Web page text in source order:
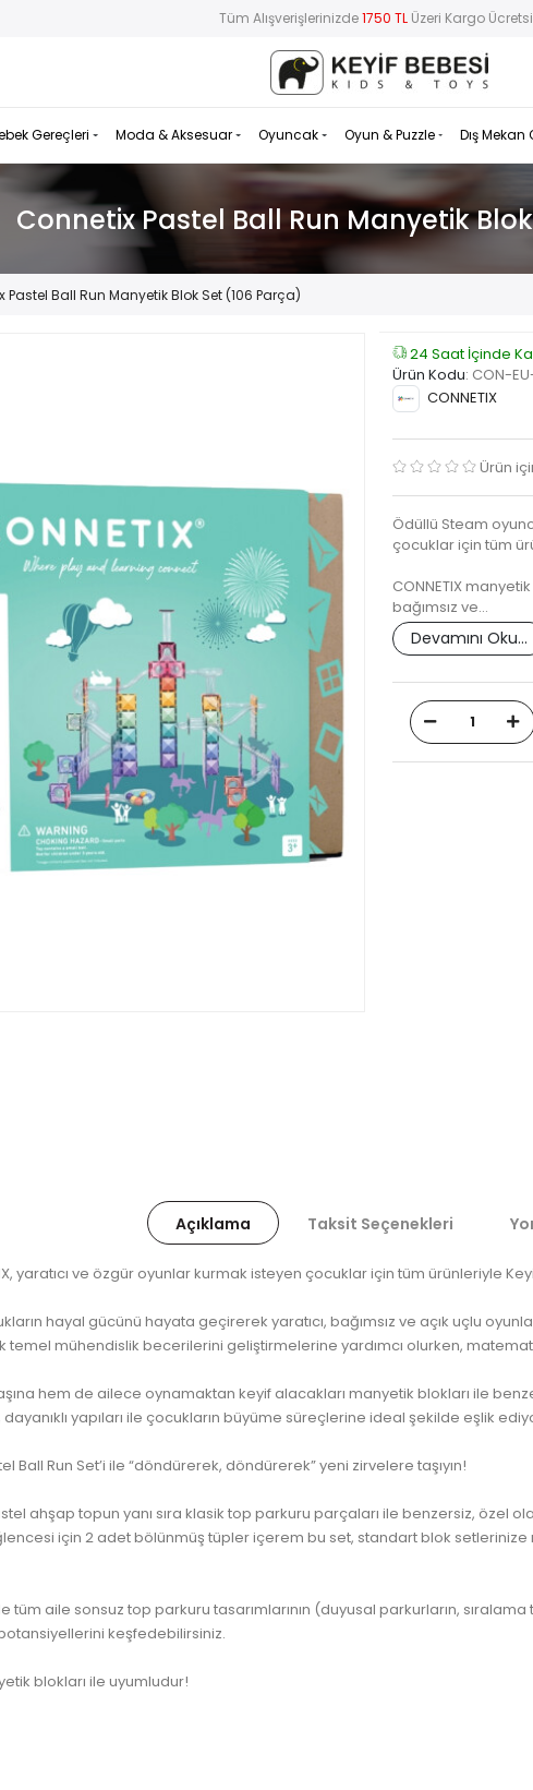
Tüm Alışverişlerinizde1750 TL Üzeri Kargo
Gereçleri Moda & Aksesuar Oyuncak Oyun & Puzzle Dış
Connetix Pastel Ball Run Manyetik
Pastel Ball Run Manyetik Blok Set (106 Parça)
24 Saat İçinde
Ürün Kodu: CON-
CONNETIX
Ürün
Ödüllü Steam
çocuklar için tüm
CONNETIX
bağımsız ve…
Devamını Oku...
Açıklama Taksit Seçenekleri
yaratıcı ve özgür oyunlar kurmak isteyen çocuklar için tüm ürünleriyle
hayal gücünü hayata geçirerek yaratıcı, bağımsız ve açık uçlu
temel mühendislik becerilerini geliştirmelerine yardımcı olurken,
hem de ailece oynamaktan keyif alacakları manyetik blokları ile
yapıları ile çocukların büyüme süreçlerine ideal şekilde eşlik
Ball Run Set’i ile “döndürerek, döndürerek” yeni zirvelere taşıyın!
ahşap topun yanı sıra klasik top parkuru parçaları ile benzersiz, özel
için 2 adet bölünmüş tüpler içerem bu set, standart blok
tüm aile sonsuz top parkuru tasarımlarının (duyusal parkurların,
potansiyellerini keşfedebilirsiniz.
blokları ile uyumludur!